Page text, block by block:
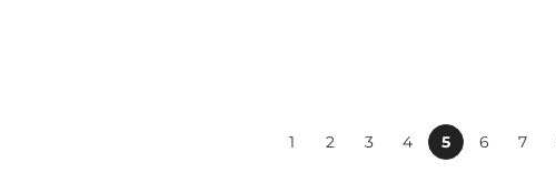
1 2 3 4 5 6 7